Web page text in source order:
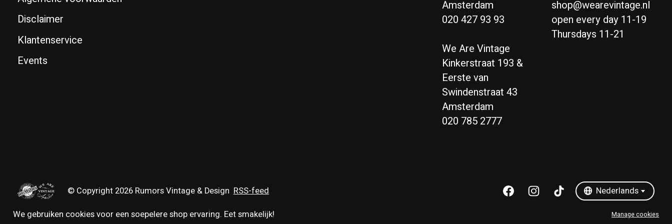
Disclaimer
Klantenservice
Events
Amsterdam
020 427 93 93
We Are Vintage
Kinkerstraat 193 &
Eerste van
Swindenstraat 43
Amsterdam
020 785 2777
shop@wearevintage.nl
open every day 11-19
Thursdays 11-21
© Copyright 2026 Rumors Vintage & Design RSS-feed Nederlands
We gebruiken cookies voor een soepelere shop ervaring. Eet smakelijk! Manage cookies